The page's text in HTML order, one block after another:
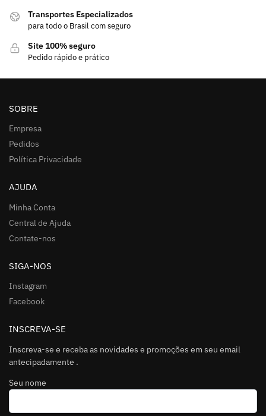
Transportes Especializados
para todo o Brasil com seguro
Site 100% seguro
Pedido rápido e prático
SOBRE
Empresa
Pedidos
Política Privacidade
AJUDA
Minha Conta
Central de Ajuda
Contate-nos
SIGA-NOS
Instagram
Facebook
INSCREVA-SE
Inscreva-se e receba as novidades e promoções em seu email
antecipadamente .
Seu nome